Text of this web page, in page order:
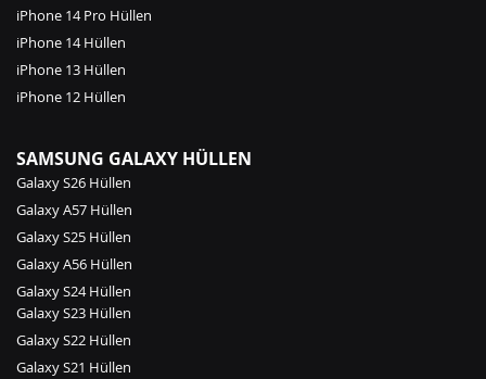
iPhone 14 Pro Hüllen
iPhone 14 Hüllen
iPhone 13 Hüllen
iPhone 12 Hüllen
SAMSUNG GALAXY HÜLLEN
Galaxy S26 Hüllen
Galaxy A57 Hüllen
Galaxy S25 Hüllen
Galaxy A56 Hüllen
Galaxy S24 Hüllen
Galaxy S23 Hüllen
Galaxy S22 Hüllen
Galaxy S21 Hüllen